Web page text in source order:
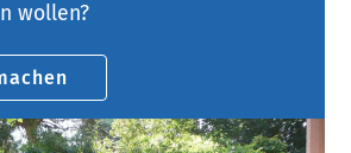
wollen?